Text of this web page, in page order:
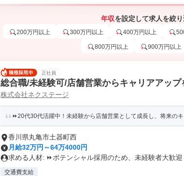
年収を設定して求人を絞
200万円以上 300万円以上 400万円以上
800万円以上 900万円以上
正社員
総合職/未経験可/店舗営業からキャリアアップ
株式会社ネクステージ
⏩️20代30代活躍中！未経験から店舗営業として成長し、将来の
香川県丸亀市土器町西
月給32万円～64万4000円
求める人材: ⏩️ポテンシャル採用のため、未経験者大歓迎
交通費支給